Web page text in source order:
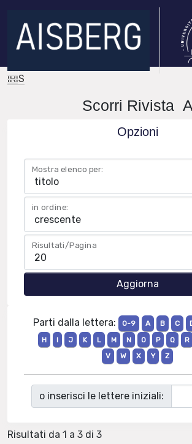
IRIS
Scorri Rivista A
Opzioni
Mostra elenco per:
in ordine:
Risultati/Pagina
Parti dalla lettera: 0-9 A B C
H
I J K L M N O P Q R
V
W X Y Z
o inserisci le lettere iniziali:
Risultati da 1 a 3 di 3